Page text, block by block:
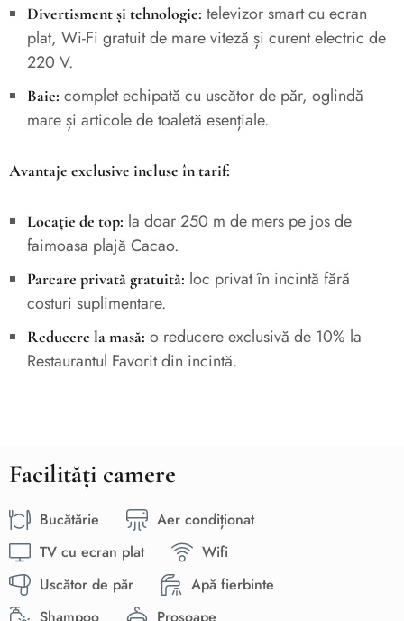
Divertisment și tehnologie: televizor smart cu ecran
plat, Wi-Fi gratuit de mare viteză și curent electric de
220 V.
Baie: complet echipată cu uscător de păr, oglindă
mare și articole de toaletă esențiale.
Avantaje exclusive incluse în tarif:
Locație de top: la doar 250 m de mers pe jos de
faimoasa plajă Cacao.
Parcare privată gratuită: loc privat în incintă fără
costuri suplimentare.
Reducere la masă: o reducere exclusivă de 10% la
Restaurantul Favorit din incintă.
Facilități camere
Bucătărie
Aer condiționat
TV cu ecran plat
Wifi
Uscător de păr
Apă fierbinte
Shampoo
Prosoape